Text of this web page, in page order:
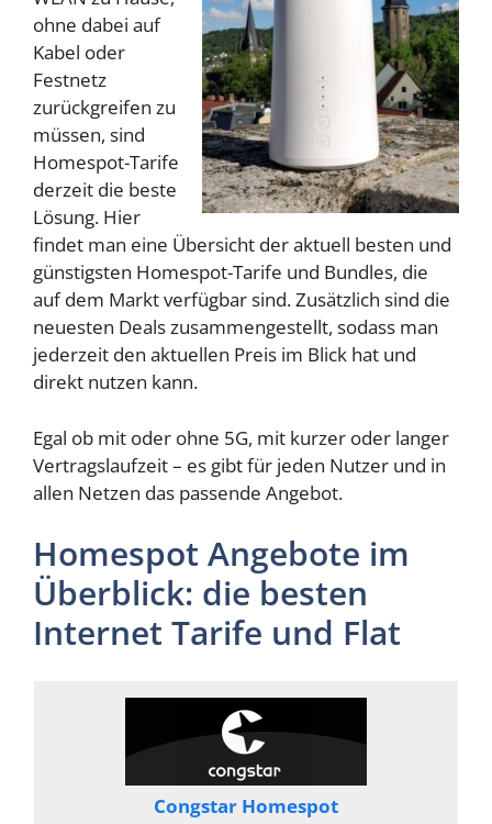
ohne dabei auf
Kabel oder
Festnetz
zurückgreifen zu
müssen, sind
Homespot-Tarife
derzeit die beste
Lösung. Hier
findet man eine Übersicht der aktuell besten und
günstigsten Homespot-Tarife und Bundles, die
auf dem Markt verfügbar sind. Zusätzlich sind die
neuesten Deals zusammengestellt, sodass man
jederzeit den aktuellen Preis im Blick hat und
direkt nutzen kann.
Egal ob mit oder ohne 5G, mit kurzer oder langer
Vertragslaufzeit – es gibt für jeden Nutzer und in
allen Netzen das passende Angebot.
Homespot Angebote im
Überblick: die besten
Internet Tarife und Flat
Congstar Homespot